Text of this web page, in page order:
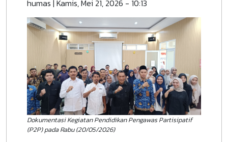
humas | Kamis, Mei 21, 2026 - 10:13
Dokumentasi Kegiatan Pendidikan Pengawas Partisipatif
(P2P) pada Rabu (20/05/2026)